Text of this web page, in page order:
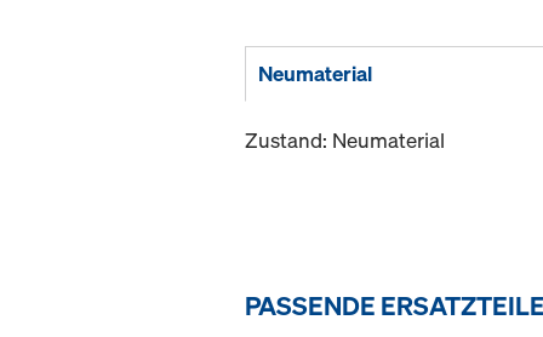
Neumaterial
Zustand: Neumaterial
PASSENDE ERSATZTEILE